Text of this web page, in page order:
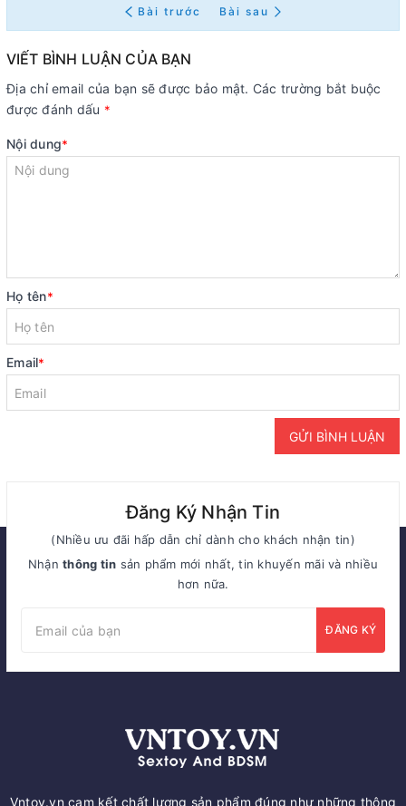
Bài trước Bài sau
VIẾT BÌNH LUẬN CỦA BẠN
Địa chỉ email của bạn sẽ được bảo mật. Các trường bắt buộc
được đánh dấu *
Nội dung*
Họ tên*
Email*
GỬI BÌNH LUẬN
Đăng Ký Nhận Tin
(Nhiều ưu đãi hấp dẫn chỉ dành cho khách nhận tin)
Nhậnthông tin sản phẩm mới nhất, tin khuyến mãi và nhiều
hơn nữa.
ĐĂNG KÝ
Vntoy.vn cam kết chất lượng sản phẩm đúng như những thông